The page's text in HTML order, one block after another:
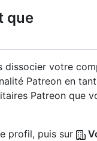
que
dissocier votre
Patreon en
Patreon que
profil, puis sur